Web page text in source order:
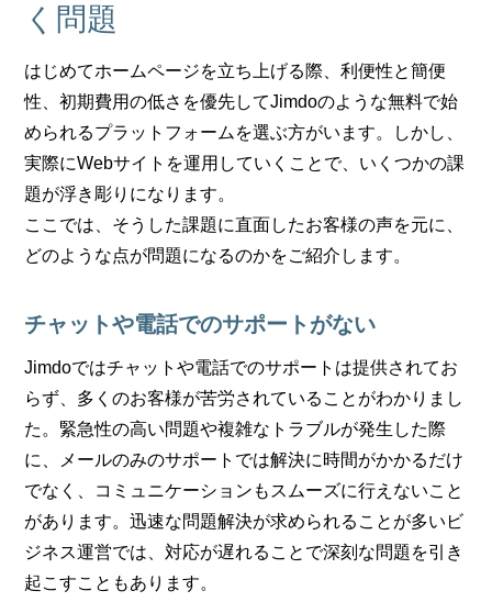
く問題
はじめてホームページを立ち上げる際、利便性と簡便
性、初期費用の低さを優先してJimdoのような無料で始
められるプラットフォームを選ぶ方がいます。しかし、
実際にWebサイトを運用していくことで、いくつかの課
題が浮き彫りになります。
ここでは、そうした課題に直面したお客様の声を元に、
どのような点が問題になるのかをご紹介します。
チャットや電話でのサポートがない
Jimdoではチャットや電話でのサポートは提供されてお
らず、多くのお客様が苦労されていることがわかりまし
た。緊急性の高い問題や複雑なトラブルが発生した際
に、メールのみのサポートでは解決に時間がかかるだけ
でなく、コミュニケーションもスムーズに行えないこと
があります。迅速な問題解決が求められることが多いビ
ジネス運営では、対応が遅れることで深刻な問題を引き
起こすこともあります。